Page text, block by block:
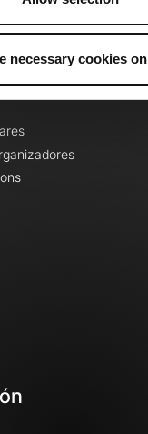
necessary cookies